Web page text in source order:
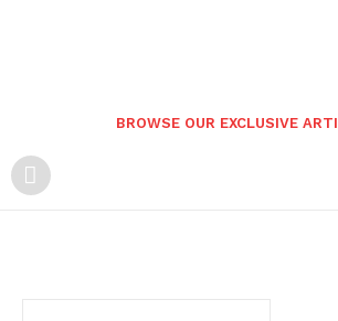
BROWSE OUR EXCLUSIVE